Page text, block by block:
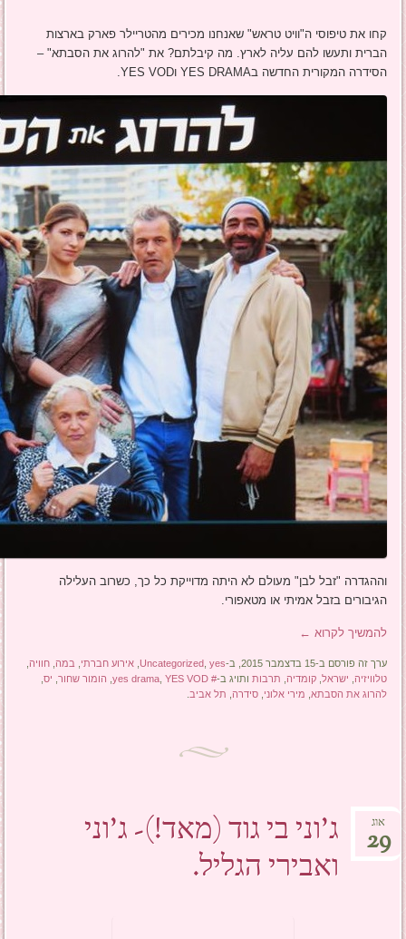
קחו את טיפוסי ה"וויט טראש" שאנחנו מכירים מהטריילר פארק בארצות
הברית ותעשו להם עליה לארץ. מה קיבלתם? את "להרוג את הסבתא" –
הסידרה המקורית החדשה בYES DRAMA וYES VOD.
וההגדרה "זבל לבן" מעולם לא היתה מדוייקת כל כך, כשרוב העלילה
הגיבורים בזבל אמיתי או מטאפורי.
להמשיך לקרוא ←
ערך זה פורסם ב-15 בדצמבר 2015, ב- Uncategorized, yes
,אירוע חברתי במה ,חוויה
טלוויזיה ישראל ,קומדיה תרבות ותויג ב-# yes drama
, YES VOD הומור שחור יס
להרוג את הסבתא מירי אלוני ,סידרה תל אביב
ג'וני בי גוד (מאד!)- ג'וני
ואבירי הגליל.
אוג
29